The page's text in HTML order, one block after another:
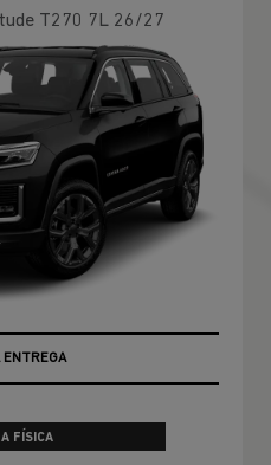
T270 7L 26/27
ENTREGA
FÍSICA